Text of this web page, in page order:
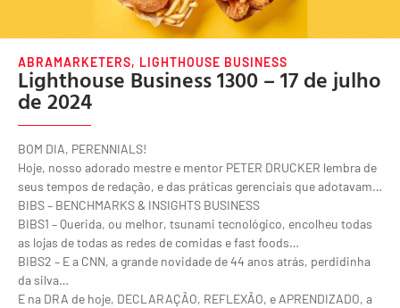
ABRAMARKETERS, LIGHTHOUSE BUSINESS
Lighthouse Business 1300 – 17 de julho
de 2024
BOM DIA, PERENNIALS!
Hoje, nosso adorado mestre e mentor PETER DRUCKER lembra de
seus tempos de redação, e das práticas gerenciais que adotavam…
BIBS – BENCHMARKS & INSIGHTS BUSINESS
BIBS1 – Querida, ou melhor, tsunami tecnológico, encolheu todas
as lojas de todas as redes de comidas e fast foods…
BIBS2 – E a CNN, a grande novidade de 44 anos atrás, perdidinha
da silva…
E na DRA de hoje, DECLARAÇÃO, REFLEXÃO, e APRENDIZADO, a